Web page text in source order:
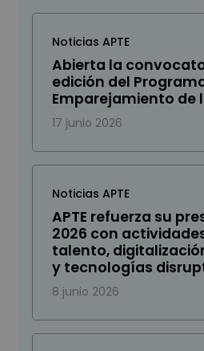
Noticias APTE
Abierta la
edición del
Emparejamiento de
17 junio 2026
Noticias APTE
APTE refuerza su
2026 con
talento,
y tecnologías
8 junio 2026